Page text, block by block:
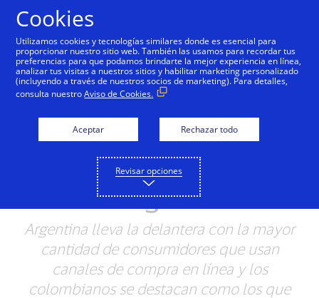
Cuatro de cada diez
consumidores de Visa en
América Latina y el
Caribe son usuarios
activos del comercio
digital
Argentina lleva la delantera con la mayor
cantidad de consumidores que usan
canales de compra en línea y los
colombianos se destacan como los que
Cookies
Utilizamos cookies y tecnologías similares donde es esencial para
proporcionar nuestro sitio web. También las usamos para recordar tus
preferencias para que podamos brindarte la mejor experiencia en línea,
analizar tus visitas a nuestros sitios y habilitar marketing personalizado
(incluyendo a través de nuestros socios de marketing). Para detalles,
consulta nuestroAviso de Cookies.
Aceptar Rechazar todo
Revisar opciones